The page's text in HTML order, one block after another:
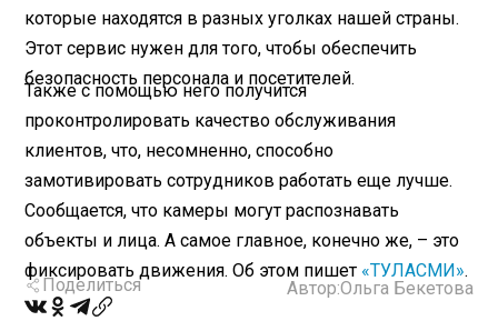
которые находятся в разных уголках нашей страны.
Этот сервис нужен для того, чтобы обеспечить
безопасность персонала и посетителей.
Также с помощью него получится
проконтролировать качество обслуживания
клиентов, что, несомненно, способно
замотивировать сотрудников работать еще лучше.
Сообщается, что камеры могут распознавать
объекты и лица. А самое главное, конечно же, – это
фиксировать движения. Об этом пишет «ТУЛАСМИ».
Поделиться Автор:Ольга Бекетова